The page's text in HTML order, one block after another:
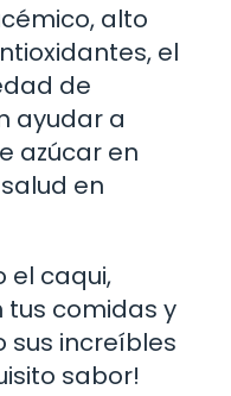
alto
el
de
ayudar a
azúcar en
en
el caqui,
tus comidas y
sus increíbles
sabor!